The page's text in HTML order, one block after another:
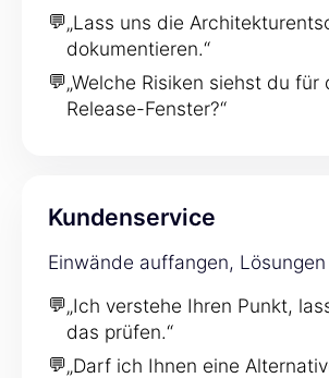
💬„Lass uns die
dokumentieren.“
💬„Welche Risiken siehst du für
Release-Fenster?“
Kundenservice
Einwände auffangen,
💬„Ich verstehe Ihren Punkt,
das prüfen.“
💬„Darf ich Ihnen eine